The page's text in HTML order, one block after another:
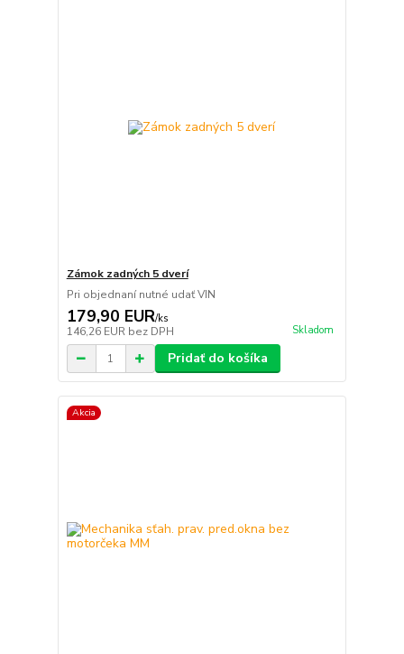
Zámok zadných 5 dverí
Pri objednaní nutné udať VIN
179,90 EUR/ks
146,26 EUR bez DPH Skladom
Pridať do košíka
Akcia